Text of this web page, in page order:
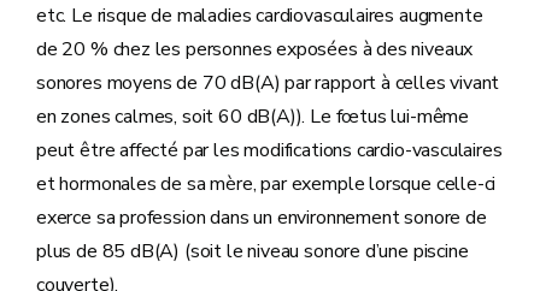
etc. Le risque de maladies cardiovasculaires augmente
de 20 % chez les personnes exposées à des niveaux
sonores moyens de 70 dB(A) par rapport à celles vivant
en zones calmes, soit 60 dB(A)). Le fœtus lui-même
peut être affecté par les modifications cardio-vasculaires
et hormonales de sa mère, par exemple lorsque celle-ci
exerce sa profession dans un environnement sonore de
plus de 85 dB(A) (soit le niveau sonore d’une piscine
couverte).